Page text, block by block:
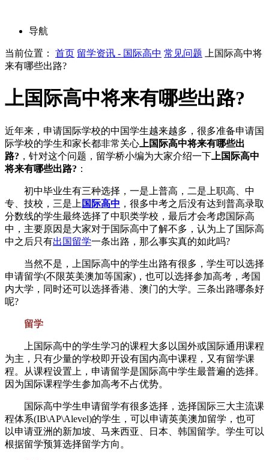
导航
当前位置： 首页 留学资讯 - 国际高中 常见问题
上国际高中将
来有哪些出路?
上国际高中将来有哪些出路?
近年来，申请国际学校的中国学生越来越多，很多准备申请国
际学校的学生和家长都非常关心 上国际高中将来有哪些出
路? ，针对这个问题，留学桥小编为大家介绍一下 上国际高中
将来有哪些出路? ：
初中毕业生有三种选择，一是上普高，二是上职高、中
专、技校，三是上 国际高中 ，很多中考之后没有达到普高录取
分数线的学生最终选择了中职类学校，最后才会考虑国际高
中，主要原因是大家对于国际高中了解不多，认为上了国际高
中之后只有出国留学一条出路，那么事实真的如此吗?
当然不是，上国际高中的学生出路有很多，学生可以选择
申请留学(不限英美澳加等国家)，也可以选择参加高考，考国
内大学，同时还可以选择香港、澳门的大学。三条出路哪条好
呢?
留学
上国际高中的学生学习的课程大多以国外或国际通用课程
为主，只有少量的学校即开设有国内高中课程，又有留学课
程。从课程设置上，申请留学是国际高中学生最普遍的选择。
因为国际课程学生参加高考不占优势。
国际高中学生申请留学有很多选择，选择国际三大主流课
程体系(IB\AP\Alevel)的学生，可以申请英美澳加留学，也可
以申请亚洲的新加坡、马来西亚、日本、韩国留学。学生可以
根据留学预算选择留学方向。